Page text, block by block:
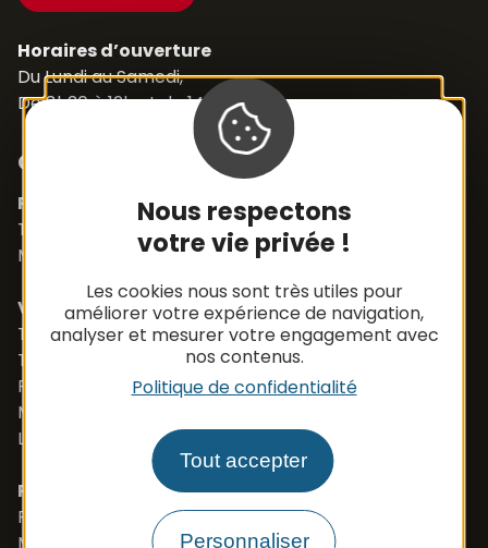
Nous respectons
votre vie privée !
Les cookies nous sont très utiles pour
améliorer votre expérience de navigation,
analyser et mesurer votre engagement avec
nos contenus.
Politique de confidentialité
Tout accepter
Personnaliser
Horaires d’ouverture
Du Lundi au Samedi,
De 8h30 à 12h et de 14h à 18h
Contacts
Pièces détachées
Tél. +33 (0)5 65 48 19 32
Mail :
contact@apbfrance.com
Véhicules
Tél. +33 (0)5 65 48 05 75
Tél. +33 (0)5 65 48 37 97
Port. +33 (0)6 79 50 77 83
Mail :
Langues parlées : Français, Anglais, Polonais
PROSZE O KONTAKT- J.POLSKI
Port. 0033 673 191 445
Mail :
export.apb1@apbfrance.com